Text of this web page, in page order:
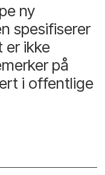
ny
spesifiserer
er ikke
på
i offentlige